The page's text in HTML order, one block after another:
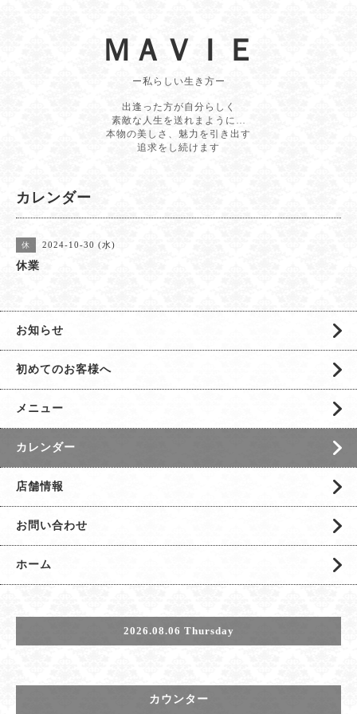
ＭＡＶＩＥ
ー私らしい生き方ー
出逢った方が自分らしく
素敵な人生を送れまように…
本物の美しさ、魅力を引き出す
追求をし続けます
カレンダー
休 2024-10-30 (水)
休業
お知らせ
初めてのお客様へ
メニュー
カレンダー
店舗情報
お問い合わせ
ホーム
2026.08.06 Thursday
カウンター